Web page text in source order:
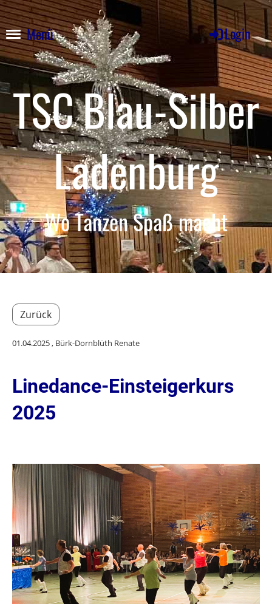
Menü Login
TSCBlau-Silber
Ladenburg
Wo Tanzen Spaß macht
Zurück
01.04.2025, Bürk-Dornblüth Renate
Linedance-Einsteigerkurs
2025